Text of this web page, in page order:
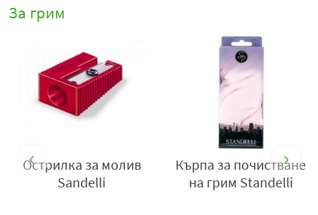
За грим
Острилка за молив
Sandelli
Кърпа за почистване
на грим Standelli